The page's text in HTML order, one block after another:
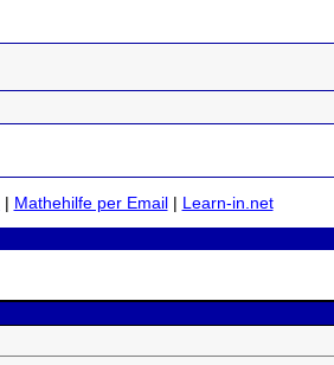
| Mathehilfe per Email| Learn-in.net